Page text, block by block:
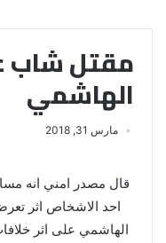
مقتل شاب
الهاشمي
مارس 31, 2018
قال مصدر امني انه
احد الاشخاص اثر
الهاشمي على اثر